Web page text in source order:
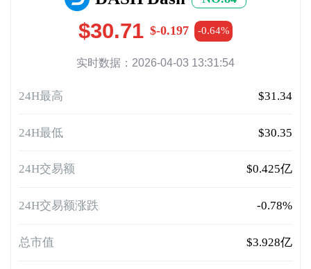
$30.71 $-0.197 -0.64%
实时数据：2026-04-03 13:31:54
24H最高 $31.34
24H最低 $30.35
24H交易额 $0.425亿
24H交易额涨跌 -0.78%
总市值 $3.928亿